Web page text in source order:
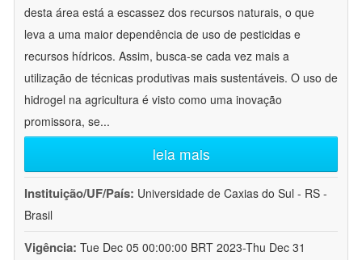
desta área está a escassez dos recursos naturais, o que
leva a uma maior dependência de uso de pesticidas e
recursos hídricos. Assim, busca-se cada vez mais a
utilização de técnicas produtivas mais sustentáveis. O uso de
hidrogel na agricultura é visto como uma inovação
promissora, se...
leia mais
Instituição/UF/País: Universidade de Caxias do Sul - RS -
Brasil
Vigência: Tue Dec 05 00:00:00 BRT 2023-Thu Dec 31